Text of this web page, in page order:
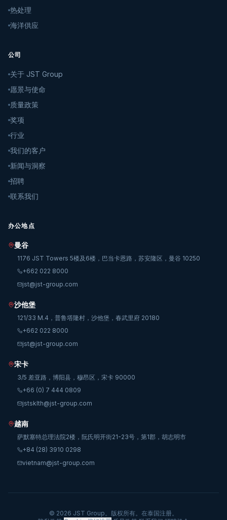
热处理
海洋供应
公司
关于 JST Group
愿景与使命
质量政策
奖项
行业
我们的客户
新闻与洞察
招聘
联系我们
办公地点
曼谷
1176 JST Towers 5楼及6楼，巴当卡恩路，苏安隆区，曼谷 10250
+662 022 8000
jst@jst-group.com
沙他堡
121/33 M.4，普鲁塔隆村，沙他堡，春武里府 20180
+662 022 8000
jst@jst-group.com
宋卡
3/5 差亚路，博阳县，穆昂区，宋卡 90000
+66 (0) 7 444 0809
jstsklth@jst-group.com
越南
萨默塞特总理法院2楼，阮氏明开街21-23号，第1郡，胡志明市
+84 (28) 3910 0298
vietnam@jst-group.com
© 2026 JST Group。版权所有。在泰国注册。